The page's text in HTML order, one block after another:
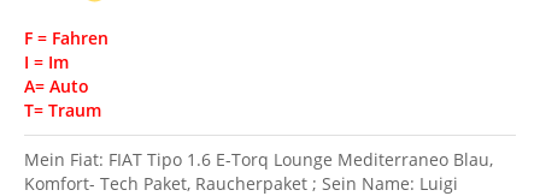
F = Fahren
I = Im
A= Auto
T= Traum
Mein Fiat: FIAT Tipo 1.6 E-Torq Lounge Mediterraneo Blau,
Komfort- Tech Paket, Raucherpaket ; Sein Name: Luigi